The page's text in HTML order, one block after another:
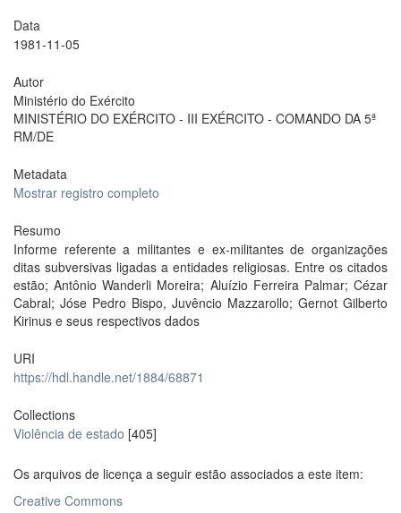
Data
1981-11-05
Autor
Ministério do Exército
MINISTÉRIO DO EXÉRCITO - III EXÉRCITO - COMANDO DA 5ª
RM/DE
Metadata
Mostrar registro completo
Resumo
Informe referente a militantes e ex-militantes de organizações
ditas subversivas ligadas a entidades religiosas. Entre os citados
estão; Antônio Wanderli Moreira; Aluízio Ferreira Palmar; Cézar
Cabral; Jóse Pedro Bispo, Juvêncio Mazzarollo; Gernot Gilberto
Kirinus e seus respectivos dados
URI
https://hdl.handle.net/1884/68871
Collections
Violência de estado [405]
Os arquivos de licença a seguir estão associados a este item:
Creative Commons